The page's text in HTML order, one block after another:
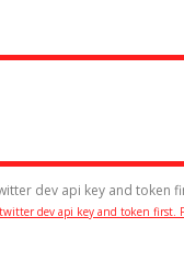
dev api key and token
dev api key and token first.